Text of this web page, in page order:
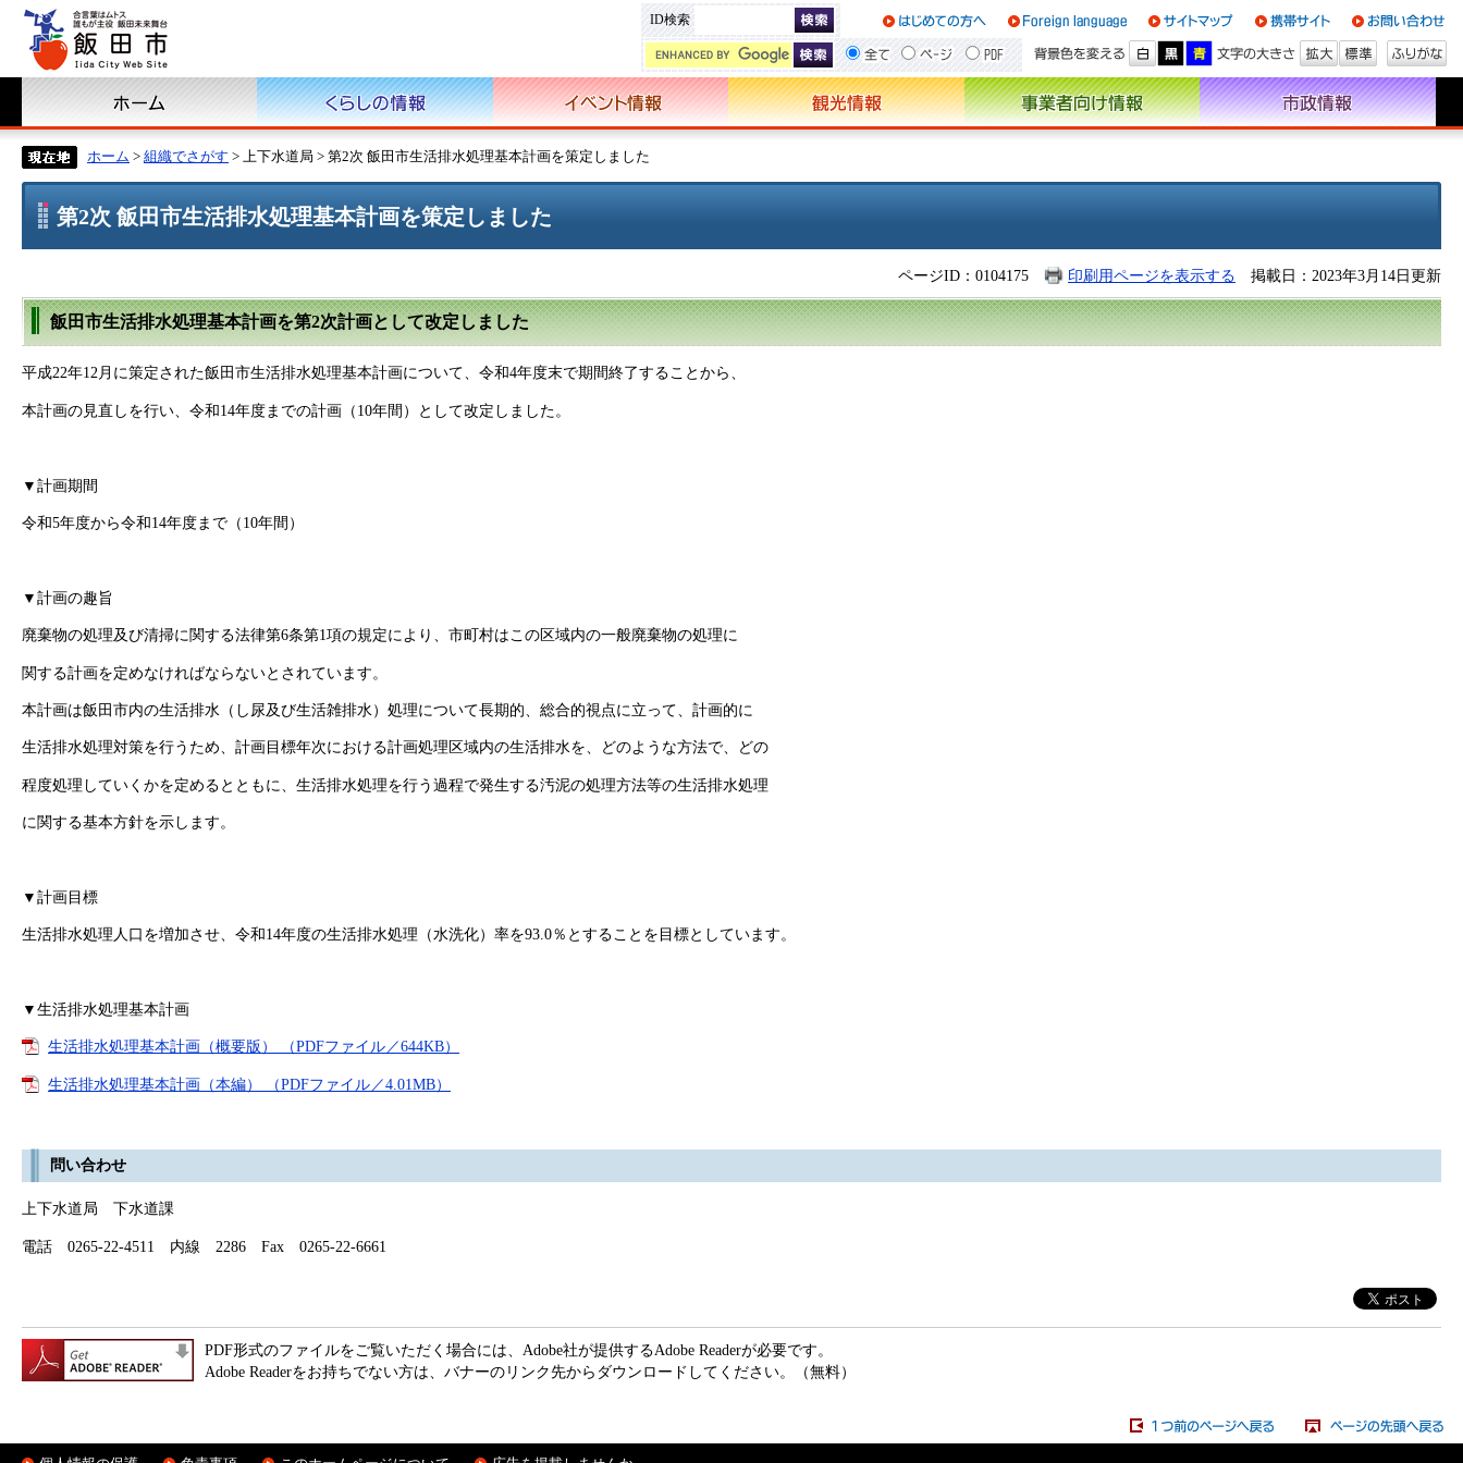
ID検索
ホーム > 組織でさがす > 上下水道局 > 第2次 飯田市生活排水処理基本計画を策定しました
第2次 飯田市生活排水処理基本計画を策定しました
ページID：0104175 印刷用ページを表示する 掲載日：2023年3月14日更新
飯田市生活排水処理基本計画を第2次計画として改定しました
平成22年12月に策定された飯田市生活排水処理基本計画について、令和4年度末で期間終了することから、
本計画の見直しを行い、令和14年度までの計画（10年間）として改定しました。
▼計画期間
令和5年度から令和14年度まで（10年間）
▼計画の趣旨
廃棄物の処理及び清掃に関する法律第6条第1項の規定により、市町村はこの区域内の一般廃棄物の処理に
関する計画を定めなければならないとされています。
本計画は飯田市内の生活排水（し尿及び生活雑排水）処理について長期的、総合的視点に立って、計画的に
生活排水処理対策を行うため、計画目標年次における計画処理区域内の生活排水を、どのような方法で、どの
程度処理していくかを定めるとともに、生活排水処理を行う過程で発生する汚泥の処理方法等の生活排水処理
に関する基本方針を示します。
▼計画目標
生活排水処理人口を増加させ、令和14年度の生活排水処理（水洗化）率を93.0％とすることを目標としています。
▼生活排水処理基本計画
生活排水処理基本計画（概要版） （PDFファイル／644KB）
生活排水処理基本計画（本編） （PDFファイル／4.01MB）
問い合わせ
上下水道局 下水道課
電話 0265-22-4511 内線 2286 Fax 0265-22-6661
PDF形式のファイルをご覧いただく場合には、Adobe社が提供するAdobe Readerが必要です。
Adobe Readerをお持ちでない方は、バナーのリンク先からダウンロードしてください。（無料）
1つ前のページへ戻る